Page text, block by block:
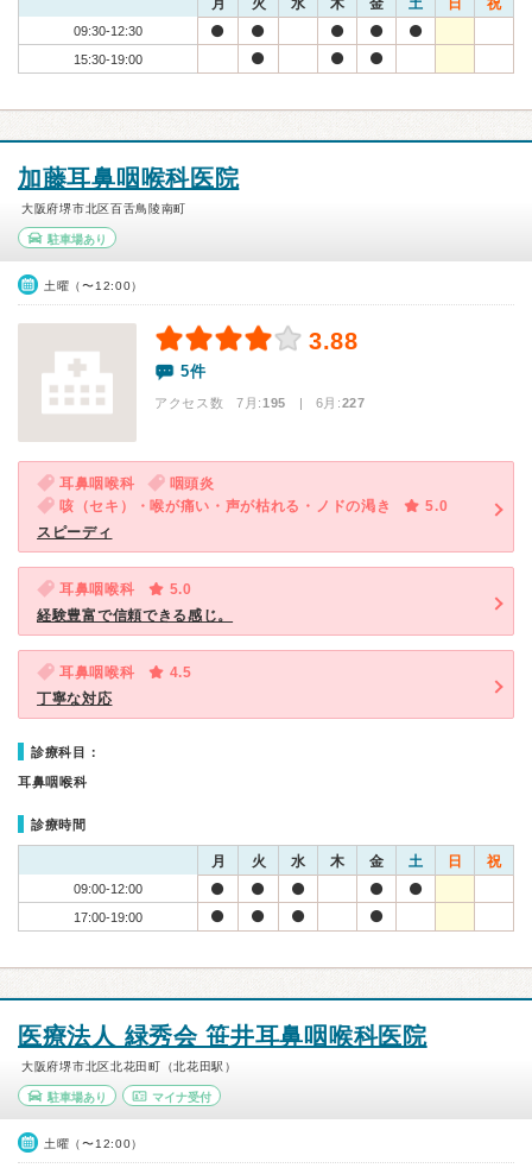
月 火 水 木 金 土 日 祝
09:30-12:30
15:30-19:00
加藤耳鼻咽喉科医院
大阪府堺市北区百舌鳥陵南町
駐車場あり
土曜（〜12:00）
3.88
5件
アクセス数 7月:195 | 6月:227
耳鼻咽喉科
咽頭炎
咳（セキ）・喉が痛い・声が枯れる・ノドの渇き
5.0
スピーディ
耳鼻咽喉科
5.0
経験豊富で信頼できる感じ。
耳鼻咽喉科
4.5
丁寧な対応
診療科目：
耳鼻咽喉科
診療時間
月 火 水 木 金 土 日 祝
09:00-12:00
17:00-19:00
医療法人 緑秀会 笹井耳鼻咽喉科医院
大阪府堺市北区北花田町（北花田駅）
駐車場あり マイナ受付
土曜（〜12:00）